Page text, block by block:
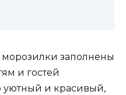
морозилки заполнены
и гостей
уютный и красивый,